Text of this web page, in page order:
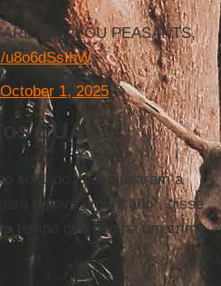
FOR YOU PEASANTS,
October 1, 2025
EUA
soldado, que ajudaram a
o povo americano", disse
tempo que não há um crime